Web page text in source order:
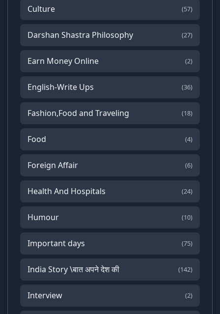
Culture (57)
Darshan Shastra Philosophy (27)
Earn Money Online (2)
English-Write Ups (36)
Fashion,Food and Traveling (18)
Food (4)
Foreign Affair (6)
Health And Hospitals (24)
Humour (10)
Important days (75)
India Story \बात अपने देश की (142)
Interview (2)